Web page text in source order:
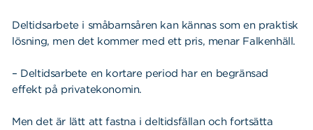
Deltidsarbete i småbarnsåren kan kännas som en praktisk
lösning, men det kommer med ett pris, menar Falkenhäll.
– Deltidsarbete en kortare period har en begränsad
effekt på privatekonomin.
Men det är lätt att fastna i deltidsfällan och fortsätta